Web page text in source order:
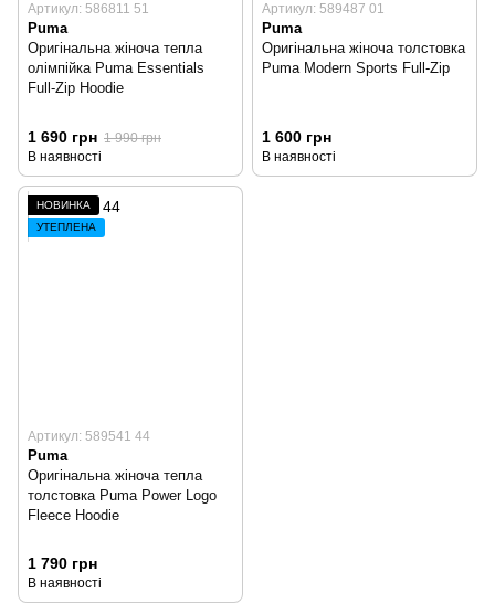
Артикул: 586811 51
Puma
Оригінальна жіноча тепла
олімпійка Puma Essentials
Full-Zip Hoodie
1 690 грн 1 990 грн
В наявності
Артикул: 589487 01
Puma
Оригінальна жіноча толстовка
Puma Modern Sports Full-Zip
1 600 грн
В наявності
НОВИНКА
УТЕПЛЕНА
Артикул: 589541 44
Puma
Оригінальна жіноча тепла
толстовка Puma Power Logo
Fleece Hoodie
1 790 грн
В наявності